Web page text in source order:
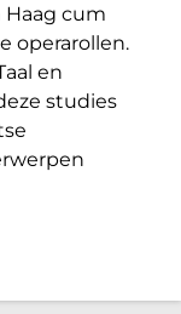
cum
operarollen.
en
studies